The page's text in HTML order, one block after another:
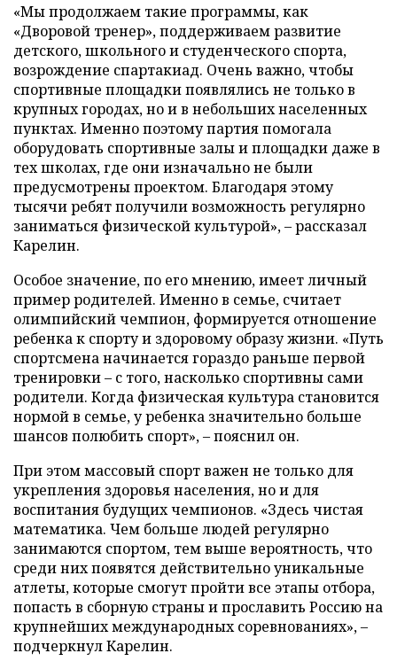
«Мы продолжаем такие программы, как
«Дворовой тренер», поддерживаем развитие
детского, школьного и студенческого спорта,
возрождение спартакиад. Очень важно, чтобы
спортивные площадки появлялись не только в
крупных городах, но и в небольших населенных
пунктах. Именно поэтому партия помогала
оборудовать спортивные залы и площадки даже в
тех школах, где они изначально не были
предусмотрены проектом. Благодаря этому
тысячи ребят получили возможность регулярно
заниматься физической культурой», – рассказал
Карелин.
Особое значение, по его мнению, имеет личный
пример родителей. Именно в семье, считает
олимпийский чемпион, формируется отношение
ребенка к спорту и здоровому образу жизни. «Путь
спортсмена начинается гораздо раньше первой
тренировки – с того, насколько спортивны сами
родители. Когда физическая культура становится
нормой в семье, у ребенка значительно больше
шансов полюбить спорт», – пояснил он.
При этом массовый спорт важен не только для
укрепления здоровья населения, но и для
воспитания будущих чемпионов. «Здесь чистая
математика. Чем больше людей регулярно
занимаются спортом, тем выше вероятность, что
среди них появятся действительно уникальные
атлеты, которые смогут пройти все этапы отбора,
попасть в сборную страны и прославить Россию на
крупнейших международных соревнованиях», –
подчеркнул Карелин.